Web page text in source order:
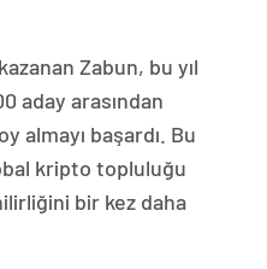
Zabun, bu yıl
aday arasından
almayı başardı. Bu
kripto topluluğu
bir kez daha